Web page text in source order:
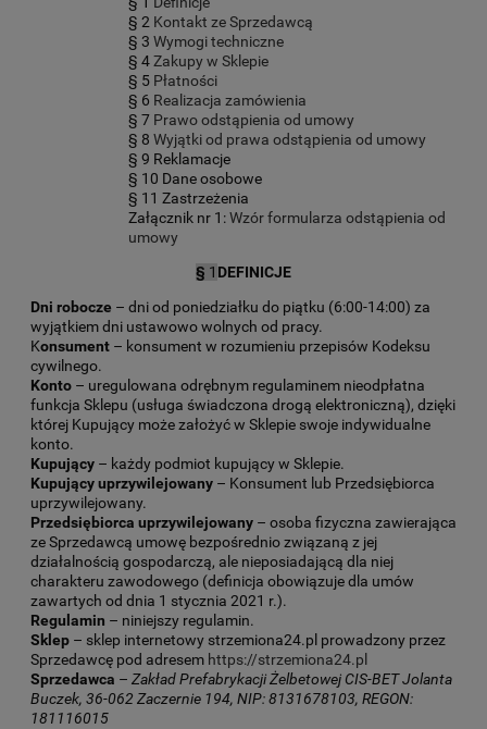
§ 2 Kontakt ze Sprzedawcą
§ 3 Wymogi techniczne
§ 4Zakupy w Sklepie
§ 5 Płatności
§ 6 Realizacja zamówienia
§ 7 Prawo odstąpienia od umowy
§ 8 Wyjątki od prawa odstąpienia od umowy
§ 9 Reklamacje
§ 10 Dane osobowe
§ 11 Zastrzeżenia
Załącznik nr 1:Wzór formularza odstąpienia od
umowy
§ 1 DEFINICJE
Dni robocze – dni od poniedziałku do piątku (6:00-14:00) za
wyjątkiem dni ustawowo wolnych od pracy.
Konsument – konsument w rozumieniu przepisów Kodeksu
cywilnego.
Konto – uregulowana odrębnym regulaminem nieodpłatna
funkcja Sklepu (usługa świadczona drogą elektroniczną), dzięki
której Kupujący może założyć w Sklepie swoje indywidualne
konto.
Kupujący – każdy podmiot kupujący w Sklepie.
Kupujący uprzywilejowany – Konsument lub Przedsiębiorca
uprzywilejowany.
Przedsiębiorca uprzywilejowany – osoba fizyczna zawierająca
ze Sprzedawcą umowę bezpośrednio związaną z jej
działalnością gospodarczą, ale nieposiadającą dla niej
charakteru zawodowego (definicja obowiązuje dla umów
zawartych od dnia 1 stycznia 2021 r.).
Regulamin – niniejszy regulamin.
Sklep – sklep internetowy strzemiona24.pl prowadzony przez
Sprzedawcę pod adresem https://strzemiona24.pl
Sprzedawca – Zakład Prefabrykacji Żelbetowej CIS-BET Jolanta
Buczek, 36-062 Zaczernie 194, NIP: 8131678103, REGON:
181116015